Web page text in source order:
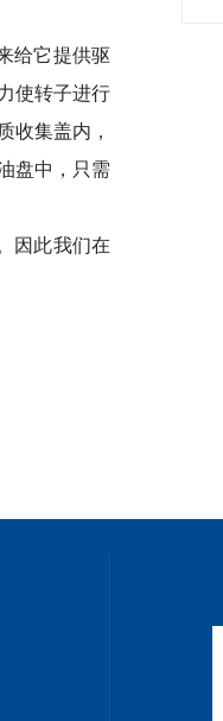
给它提供驱
使转子进行
收集盖内，
盘中，只需
因此我们在